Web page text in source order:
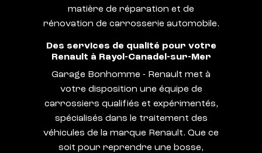
matière de réparation et de
rénovation de carrosserie automobile.
Des services de qualité pour votre
Renault à Rayol-Canadel-sur-Mer
Garage Bonhomme - Renault met à
votre disposition une équipe de
carrossiers qualifiés et expérimentés,
spécialisés dans le traitement des
véhicules de la marque Renault. Que ce
soit pour reprendre une bosse,